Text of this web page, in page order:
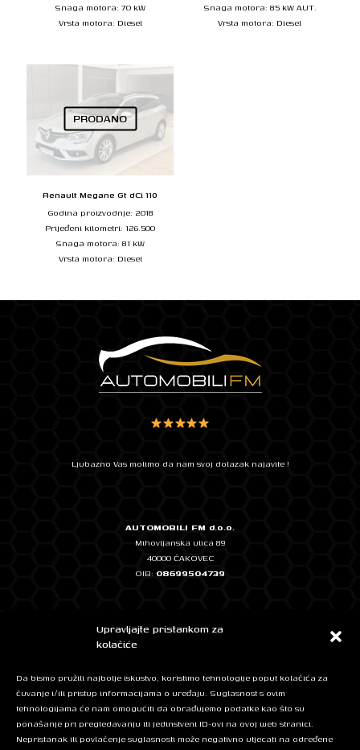
Upravljajte pristankom za
kolačiće
Da bismo pružili najbolje iskustvo, koristimo tehnologije poput kolačića za
čuvanje i/ili pristup informacijama o uređaju. Suglasnost s ovim
tehnologijama će nam omogućiti da obrađujemo podatke kao što su
ponašanje pri pregledavanju ili jedinstveni ID-ovi na ovoj web stranici.
Nepristanak ili povlačenje suglasnosti može negativno utjecati na određene
Snaga motora: 70 kW
Vrsta motora: Diesel
Snaga motora: 85 kW AUT.
Vrsta motora: Diesel
PRODANO
Renault Megane Gt dCi 110
Godina proizvodnje: 2018
Prijeđeni kilometri: 126.500
Snaga motora: 81 kW
Vrsta motora: Diesel
Ljubazno Vas molimo da nam svoj dolazak najavite !
AUTOMOBILI FM d.o.o.
Mihovljanska ulica 89
40000 ČAKOVEC
OIB: 08699504739
Temeljni kapital: 2.500,00 EUR, uplaćen u cijelosti
IBAN: HR0724020061101348572 - ERSTE & STEIERMÄRKISCHE BANK
Mob: + 385 95 525 5420
E-mail:info@automobilifm.hr